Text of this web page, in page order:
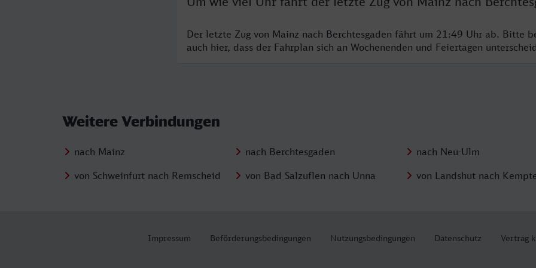
Der letzte Zug von Mainz nach Berchtesgaden fährt um 21:49 Uhr ab. Bitte
auch hier, dass der Fahrplan sich an Wochenenden und Feiertagen
Weitere Verbindungen
nach Mainz nach Berchtesgaden nach Neu-Ulm
von Schweinfurt nach Remscheid
von Bad Salzuflen nach Unna von Landshut nach
Impressum Beförderungsbedingungen Nutzungsbedingungen Datenschutz Vertrag